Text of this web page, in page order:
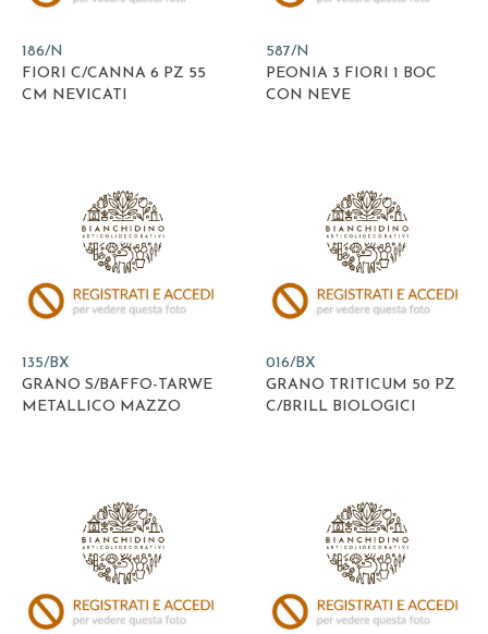
186/N
FIORI C/CANNA 6 PZ 55
CM NEVICATI
587/N
PEONIA 3 FIORI 1 BOC
CON NEVE
135/BX
GRANO S/BAFFO-TARWE
METALLICO MAZZO
016/BX
GRANO TRITICUM 50 PZ
C/BRILL BIOLOGICI